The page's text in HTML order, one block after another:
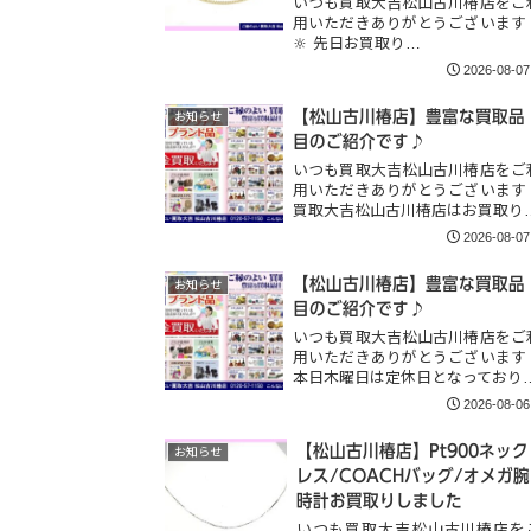
用いただきありがとうございます
🔆 先日お買取り…
2026-08-07
お知らせ
【松山古川椿店】豊富な買取品
目のご紹介です♪
いつも買取大吉松山古川椿店をご
用いただきありがとうございます
買取大吉松山古川椿店はお買取
2026-08-07
お知らせ
【松山古川椿店】豊富な買取品
目のご紹介です♪
いつも買取大吉松山古川椿店をご
用いただきありがとうございます
本日木曜日は定休日となっており
2026-08-06
お知らせ
【松山古川椿店】Pt900ネック
レス/COACHバッグ/オメガ腕
時計お買取りしました